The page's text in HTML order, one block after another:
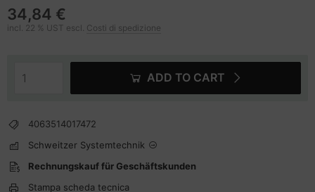
34,84 €
incl. 22 % UST escl. Costi di spedizione
ADD TO CART
4063514017472
Schweitzer Systemtechnik
Rechnungskauf für Geschäftskunden
Stampa scheda tecnica
Mainboards